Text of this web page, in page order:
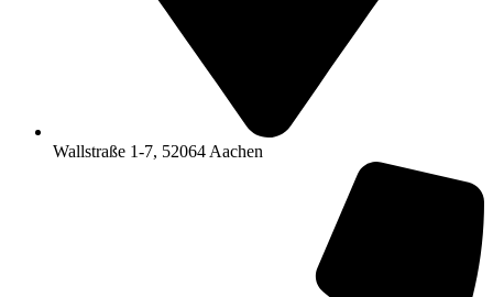
Wallstraße 1-7, 52064 Aachen